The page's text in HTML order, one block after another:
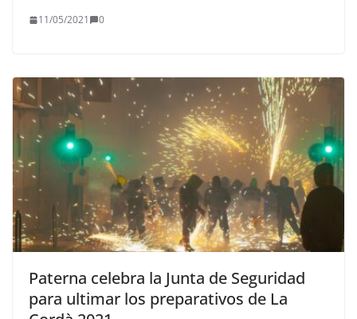
11/05/2021 0
Paterna celebra la Junta de Seguridad
para ultimar los preparativos de La